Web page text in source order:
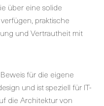
über eine solide
praktische
und Vertrautheit mit
für die eigene
und ist speziell für IT-
die Architektur von